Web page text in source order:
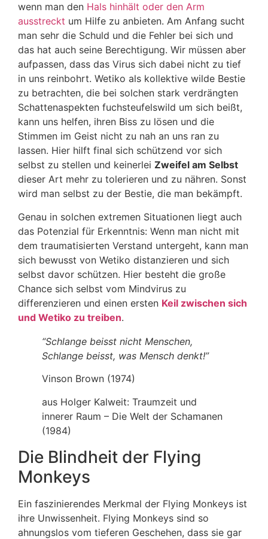
wenn man den Hals hinhält oder den Arm
ausstreckt um Hilfe zu anbieten. Am Anfang sucht
man sehr die Schuld und die Fehler bei sich und
das hat auch seine Berechtigung. Wir müssen aber
aufpassen, dass das Virus sich dabei nicht zu tief
in uns reinbohrt. Wetiko als kollektive wilde Bestie
zu betrachten, die bei solchen stark verdrängten
Schattenaspekten fuchsteufelswild um sich beißt,
kann uns helfen, ihren Biss zu lösen und die
Stimmen im Geist nicht zu nah an uns ran zu
lassen. Hier hilft final sich schützend vor sich
selbst zu stellen und keinerlei Zweifel am Selbst
dieser Art mehr zu tolerieren und zu nähren. Sonst
wird man selbst zu der Bestie, die man bekämpft.
Genau in solchen extremen Situationen liegt auch
das Potenzial für Erkenntnis: Wenn man nicht mit
dem traumatisierten Verstand untergeht, kann man
sich bewusst von Wetiko distanzieren und sich
selbst davor schützen. Hier besteht die große
Chance sich selbst vom Mindvirus zu
differenzieren und einen ersten Keil zwischen sich
und Wetiko zu treiben.
“Schlange beisst nicht Menschen,
Schlange beisst, was Mensch denkt!”
Vinson Brown (1974)
aus Holger Kalweit: Traumzeit und
innerer Raum – Die Welt der Schamanen
(1984)
Die Blindheit der Flying
Monkeys
Ein faszinierendes Merkmal der Flying Monkeys ist
ihre Unwissenheit. Flying Monkeys sind so
ahnungslos vom tieferen Geschehen, dass sie gar